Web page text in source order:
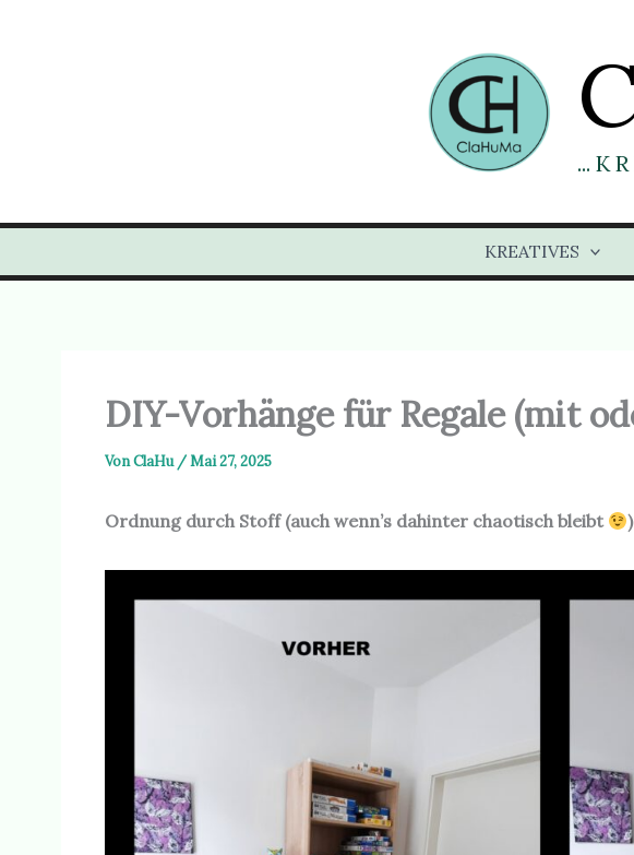
... K
KREATIVES
DIY-Vorhänge für Regale (mit
VonClaHu /Mai 27, 2025
Ordnung durch Stoff (auch wenn’s dahinter chaotisch bleibt )